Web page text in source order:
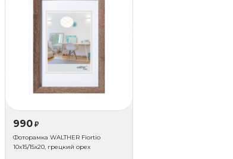
990 ₽
Фоторамка WALTHER Fiortio
10x15/15х20, грецкий орех